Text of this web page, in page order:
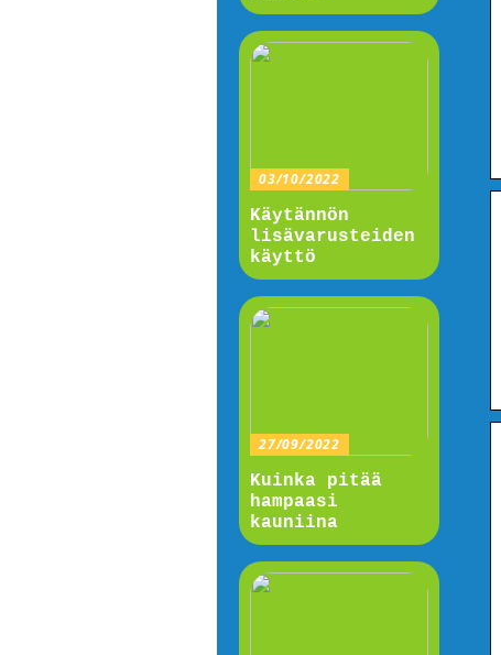
03/10/2022
Käytännön
lisävarusteiden
käyttö
27/09/2022
Kuinka pitää
hampaasi
kauniina